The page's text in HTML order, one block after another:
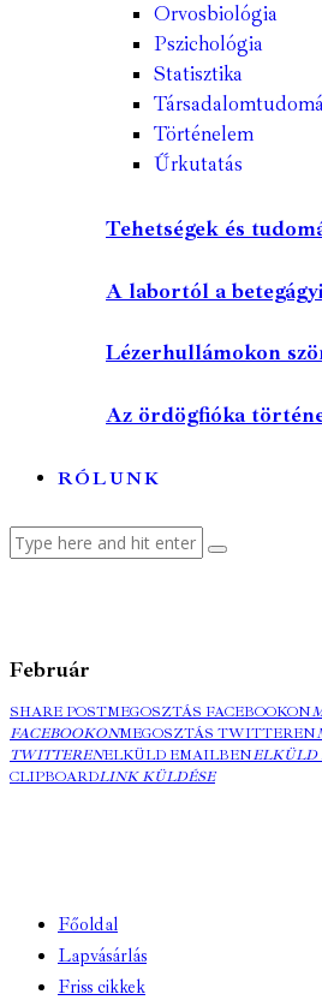
Orvosbiológia
Pszichológia
Statisztika
Történelem
Űrkutatás
Tehetségek és
A labortól a
Lézerhullámokon
Az ördögfióka
RÓLUNK
Február
SHARE POSTMEGOSZTÁS FACEBOOKON
FACEBOOKONMEGOSZTÁS TWITTEREN
TWITTERENELKÜLD EMAILBENELKÜLD
CLIPBOARDLINK KÜLDÉSE
Főoldal
Lapvásárlás
Friss cikkek